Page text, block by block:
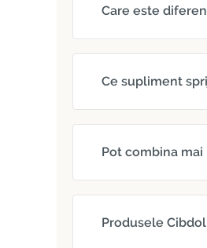
Care este
Ce supliment
Pot combina
Produsele